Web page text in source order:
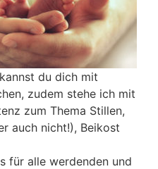
du dich mit
zudem stehe ich mit
zum Thema Stillen,
auch nicht!), Beikost
für alle werdenden und